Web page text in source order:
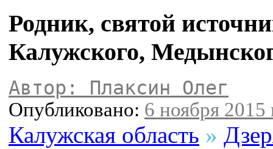
Родник, святой
Калужского,
Автор: Плаксин Олег
Опубликовано: 6 ноября 2015
Калужская область »